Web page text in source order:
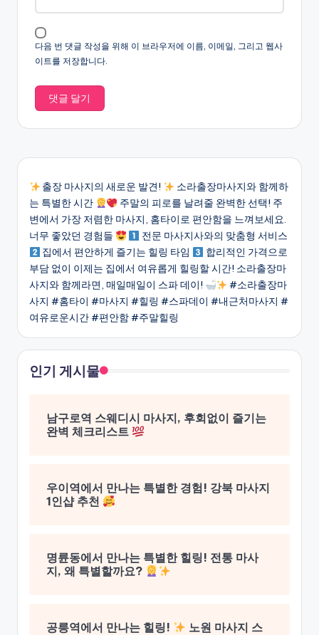
다음 번 댓글 작성을 위해 이 브라우저에 이름, 이메일, 그리고 웹사
이트를 저장합니다.
출장 마사지의 새로운 발견!
소라출장마사지와 함께하
는 특별한 시간
주말의 피로를 날려줄 완벽한 선택! 주
변에서 가장 저렴한 마사지, 홈타이로 편안함을 느껴보세요.
너무 좋았던 경험들
전문 마사지사와의 맞춤형 서비스
집에서 편안하게 즐기는 힐링 타임
합리적인 가격으로
부담 없이 이제는 집에서 여유롭게 힐링할 시간! 소라출장마
사지와 함께라면, 매일매일이 스파 데이!
#소라출장마
사지 #홈타이 #마사지 #힐링 #스파데이 #내근처마사지 #
여유로운시간 #편안함 #주말힐링
인기 게시물
남구로역 스웨디시 마사지, 후회없이 즐기는
완벽 체크리스트
우이역에서 만나는 특별한 경험! 강북 마사지
1인샵 추천
명륜동에서 만나는 특별한 힐링! 전통 마사
지, 왜 특별할까요?
공릉역에서 만나는 힐링!
노원 마사지 스